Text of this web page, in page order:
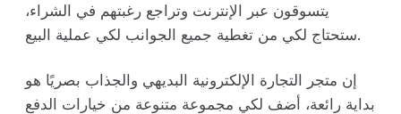
يتسوقون عبر الإنترنت وتراجع رغبتهم في الشراء،
ستحتاج لكي من تغطية جميع الجوانب لكي عملية البيع.
إن متجر التجارة الإلكترونية البديهي والجذاب بصريًا هو
بداية رائعة، أضف لكي مجموعة متنوعة من خيارات الدفع